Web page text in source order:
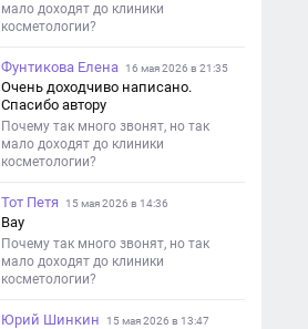
мало доходят до клиники
косметологии?
Фунтикова Елена 16 мая 2026 в 21:35
Очень доходчиво написано.
Спасибо автору
Почему так много звонят, но так
мало доходят до клиники
косметологии?
Тот Петя 15 мая 2026 в 14:36
Вау
Почему так много звонят, но так
мало доходят до клиники
косметологии?
Юрий Шинкин 15 мая 2026 в 13:47